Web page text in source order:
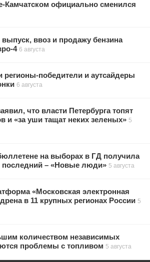
Камчатском официально сменился
ввоз и продажу бензина
4 6 августа
регионы-победители и аутсайдеры
6 августа
что власти Петербурга топят
и «за уши тащат неких зеленых» 5
на выборах в ГД получила
последний – «Новые люди» 5 августа
«Московская электронная
в 11 крупных регионах России 5
количеством независимых
проблемы с топливом 5 августа